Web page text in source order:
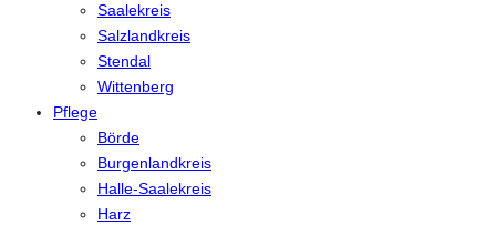
Saalekreis
Salzlandkreis
Stendal
Wittenberg
Pflege
Börde
Burgenlandkreis
Halle-Saalekreis
Harz